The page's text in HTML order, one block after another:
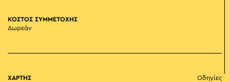
ΚΟΣΤΟΣ ΣΥΜΜΕΤΟΧΗΣ
Δωρεάν
ΧΑΡΤΗΣ Οδηγίες